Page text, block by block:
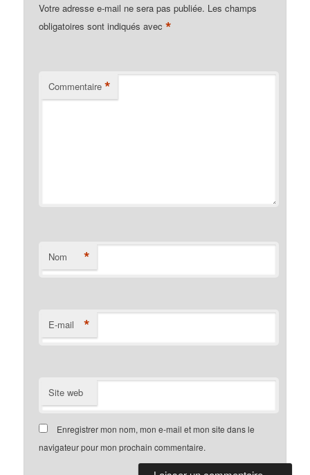
Votre adresse e-mail ne sera pas publiée. Les champs
obligatoires sont indiqués avec*
Commentaire *
Nom *
E-mail *
Site web
Enregistrer mon nom, mon e-mail et mon site dans le
navigateur pour mon prochain commentaire.